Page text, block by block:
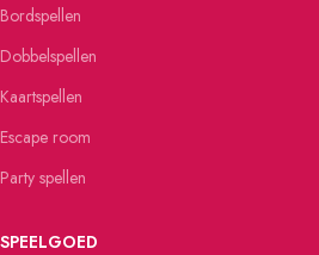
Bordspellen
Dobbelspellen
Kaartspellen
Escape room
Party spellen
SPEELGOED